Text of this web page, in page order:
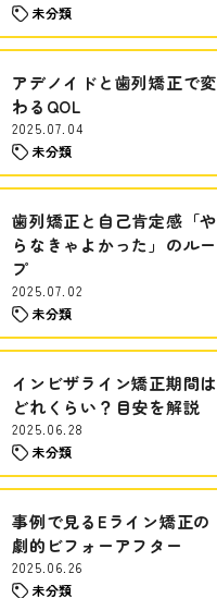
未分類
アデノイドと歯列矯正で変
わるQOL
2025.07.04
未分類
歯列矯正と自己肯定感「や
らなきゃよかった」のルー
プ
2025.07.02
未分類
インビザライン矯正期間は
どれくらい？目安を解説
2025.06.28
未分類
事例で見るEライン矯正の
劇的ビフォーアフター
2025.06.26
未分類